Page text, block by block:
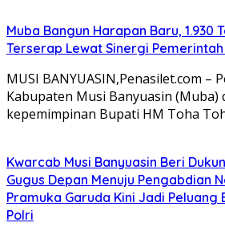
Muba Bangun Harapan Baru, 1.930
Terserap Lewat Sinergi Pemerintah
MUSI BANYUASIN,Penasilet.com –
Kabupaten Musi Banyuasin (Muba)
kepemimpinan Bupati HM Toha
Kwarcab Musi Banyuasin Beri
Gugus Depan Menuju Pengabdian
Pramuka Garuda Kini Jadi Peluang
Polri